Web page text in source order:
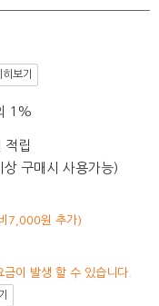
보기
1%
적립
구매시 사용가능)
7,000원 추가)
이 발생 할 수 있습니다.